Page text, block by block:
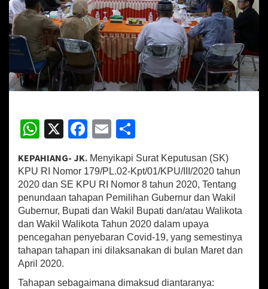
a
h
a
n
P
e
a
r
n
C
o
v
i
d
-
1
9
P
W
at
sA
p
p
X
Fa
ce
b
o
o
k
E
m
ai
l
h
ar
e
KEPAHIANG- JK. Menyikapi Surat Keputusan (SK)
KPU RI Nomor 179/PL.02-Kpt/01/KPU/III/2020 tahun
2020 dan SE KPU RI Nomor 8 tahun 2020, Tentang
penundaan tahapan Pemilihan Gubernur dan Wakil
Gubernur, Bupati dan Wakil Bupati dan/atau Walikota
dan Wakil Walikota Tahun 2020 dalam upaya
pencegahan penyebaran Covid-19, yang semestinya
tahapan tahapan ini dilaksanakan di bulan Maret dan
April 2020.
Tahapan sebagaimana dimaksud diantaranya: